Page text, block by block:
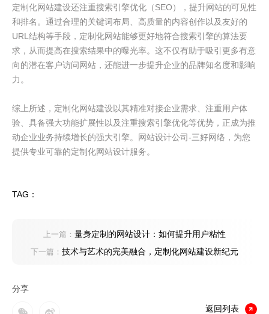
分享
返回列表
定制化网站建设还注重搜索引擎优化（SEO），提升网站的可见性
和排名。通过合理的关键词布局、高质量的内容创作以及友好的
URL结构等手段，定制化网站能够更好地符合搜索引擎的算法要
求，从而提高在搜索结果中的曝光率。这不仅有助于吸引更多有意
向的潜在客户访问网站，还能进一步提升企业的品牌知名度和影响
力。
综上所述，定制化网站建设以其精准对接企业需求、注重用户体
验、具备强大功能扩展性以及注重搜索引擎优化等优势，正成为推
动企业业务持续增长的强大引擎。网站设计公司-三好网络，为您
提供专业可靠的定制化网站设计服务。
TAG：
上一篇： 量身定制的网站设计：如何提升用户粘性
下一篇： 技术与艺术的完美融合，定制化网站建设新纪元